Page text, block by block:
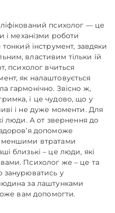
психолог — це
і механізми роботи
інструмент, завдяки
властивим тільки їй
психолог вчиться
як налаштовується
гармонічно. Звісно ж,
і це чудово, що у
і не дуже моменти. Для
люди. А от звернення до
допоможе
меншими втратами
близькі – це люди, які
Психолог же – це та
занурюватись у
за лаштунками
вам допомогти.